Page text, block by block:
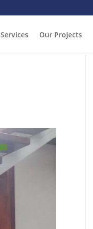
Services Our Projects